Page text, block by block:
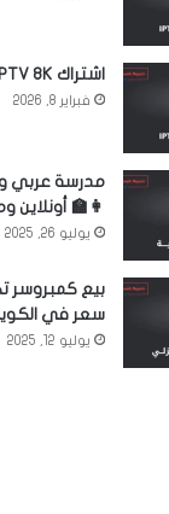
اشتراك Sniper IPTV 8K
فبراير 8, 2026
مدرسة عربي
👩‍🏫 أونلاين
يوليو 26, 2025
بيع كمبروسر
سعر في
يوليو 12, 2025